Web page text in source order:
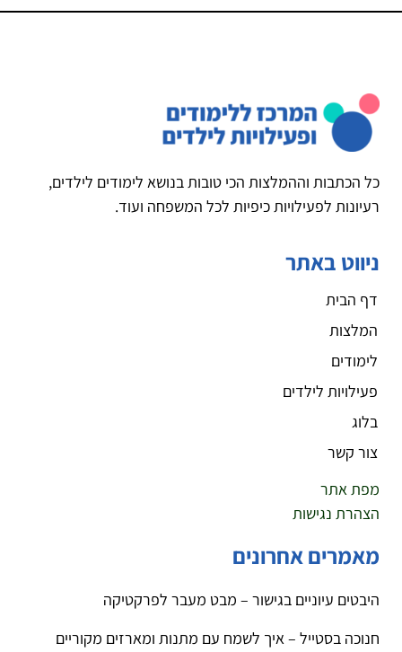
כל הכתבות וההמלצות הכי טובות בנושא לימודים לילדים,
רעיונות לפעילויות כיפיות לכל המשפחה ועוד.
ניווט באתר
דף הבית
המלצות
לימודים
פעילויות לילדים
בלוג
צור קשר
מפת אתר
הצהרת נגישות
מאמרים אחרונים
היבטים עיוניים בגישור – מבט מעבר לפרקטיקה
חנוכה בסטייל – איך לשמח עם מתנות ומארזים מקוריים